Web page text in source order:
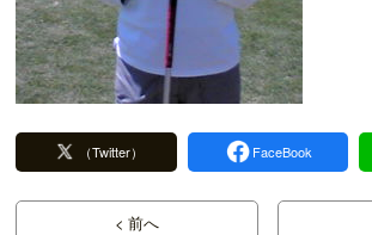
（Twitter） FaceBook
< 前へ